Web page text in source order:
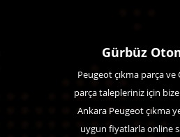
Gürbüz
Peugeot çıkma parça ve
parça talepleriniz için
Ankara Peugeot çıkma
uygun fiyatlarla online